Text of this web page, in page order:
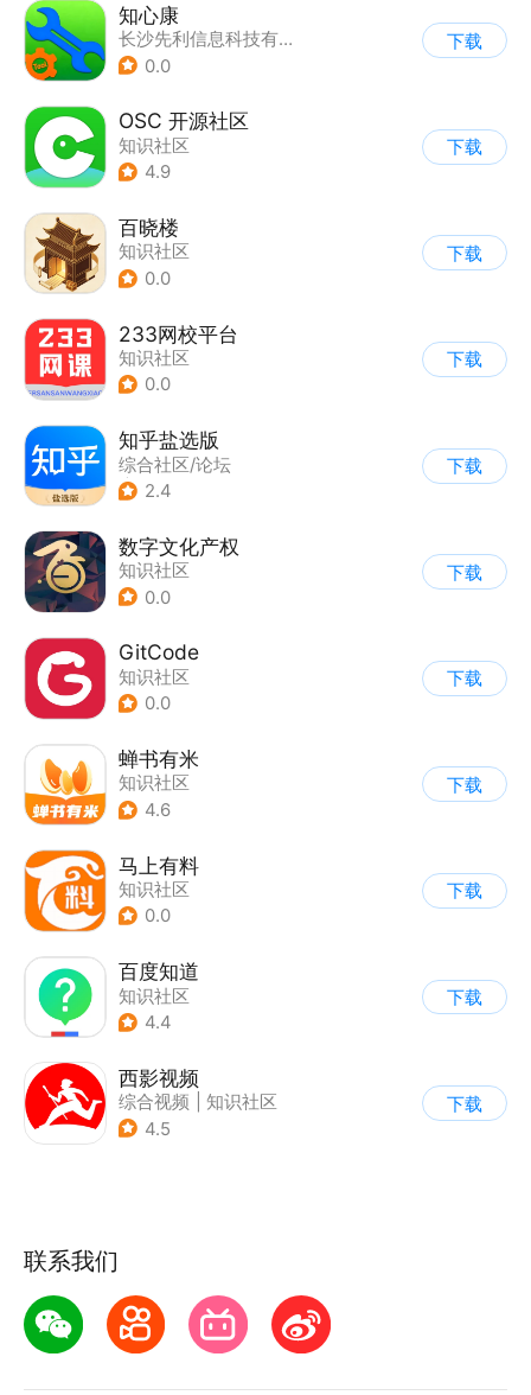
知心康
长沙先利信息科技有限公司
0.0
下载
OSC 开源社区
知识社区
4.9
下载
百晓楼
知识社区
0.0
下载
233网校平台
知识社区
0.0
下载
知乎盐选版
综合社区/论坛
| 知识社区
2.4
下载
数字文化产权
知识社区
0.0
下载
GitCode
知识社区
0.0
下载
蝉书有米
知识社区
4.6
下载
马上有料
知识社区
0.0
下载
百度知道
知识社区
4.4
下载
西影视频
综合视频
知识社区
4.5
下载
联系我们